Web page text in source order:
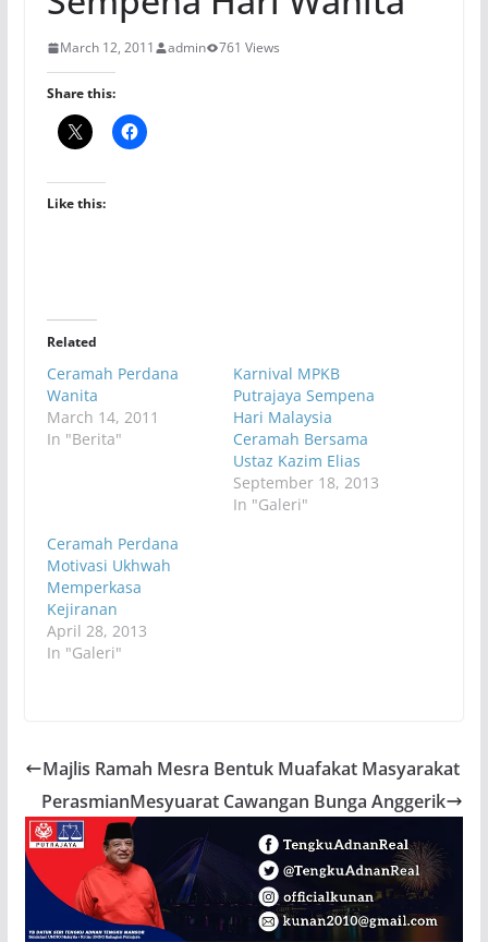
March 12, 2011 admin 761 Views
Share this:
Like this:
Related
Ceramah Perdana
Wanita
March 14, 2011
In "Berita"
Karnival MPKB
Putrajaya Sempena
Hari Malaysia
Ceramah Bersama
Ustaz Kazim Elias
September 18, 2013
In "Galeri"
Ceramah Perdana
Motivasi Ukhwah
Memperkasa
Kejiranan
April 28, 2013
In "Galeri"
Majlis Ramah Mesra Bentuk Muafakat Masyarakat
PerasmianMesyuarat Cawangan Bunga Anggerik